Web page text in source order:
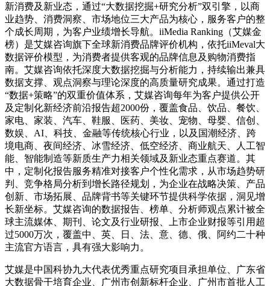
新消费及新业态，通过“大数据挖掘+研究分析”双引擎，以商
业趋势、消费洞察、市场地位三大产品为核心，服务客户的整
个成长周期，为客户业绩增长导航。iiMedia Ranking（艾媒金
榜）是艾媒咨询旗下全球新消费品牌评价机构，依托iiMeval大
数据评价模型，为消费者提供客观的品牌信息及购物消费指
南。艾媒咨询依托深度大数据挖掘与分析能力，持续输出兼具
数据支撑、观点洞察与理论深度的高质量研究成果。通过打造
“数据+策略”的双重价值体系，艾媒咨询每年为客户提供公开
及定制化新经济前沿报告超2000份，覆盖食品、饮品、餐饮、
家电、家装、汽车、鞋服、医药、美妆、宠物、母婴、信创、
数娱、AI、科技、金融等传统核心行业，以及国潮经济、跨
境电商、夜间经济、冰雪经济、低空经济、商业航天、人工智
能、智能制造等新质生产力相关领域及新业态重点赛道。其
中，定制化报告服务精准对接客户个性化需求，从市场趋势研
判、竞争格局分析到增长路径规划，为企业在战略决策、产品
创新、市场拓展、品牌背书等关键环节提供科学依据，洞见增
长新坐标。艾媒咨询的数据报告、榜单、分析师观点累计被全
球主流媒体、期刊、论文及行业研报、上市企业财报等引用超
过5000万次，覆盖中、英、日、法、意、德、俄、阿约二十种
主流官方语言，具有强大影响力。
艾媒是中国科协九大代表优秀重点研究项目承担单位、广东省
大数据骨干培育企业、广州市创新标杆企业、广州市首批人工